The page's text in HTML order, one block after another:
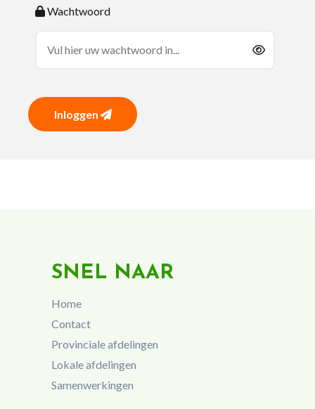
Wachtwoord
Inloggen
SNEL NAAR
Home
Contact
Provinciale afdelingen
Lokale afdelingen
Samenwerkingen